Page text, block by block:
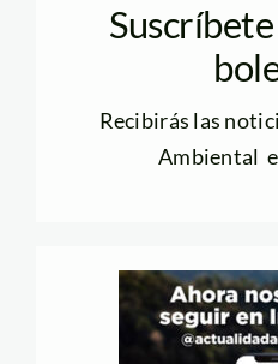
Recibirás las
Ambiental